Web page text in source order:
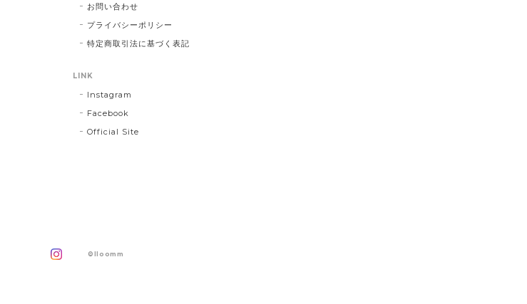
お問い合わせ
プライバシーポリシー
特定商取引法に基づく表記
LINK
Instagram
Facebook
Official Site
©lloomm